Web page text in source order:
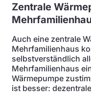
Zentrale
Auch eine zentrale
Mehrfamilienhaus
selbstverständlich
Mehrfamilienhaus
Wärmepumpe
ist besser: